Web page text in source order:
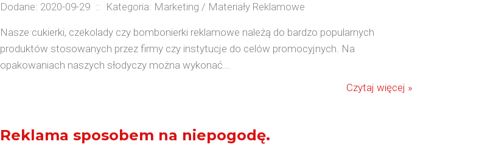
Dodane: 2020-09-29 :: Kategoria: Marketing / Materiały Reklamowe
Nasze cukierki, czekolady czy bombonierki reklamowe należą do bardzo popularnych
produktów stosowanych przez firmy czy instytucje do celów promocyjnych. Na
opakowaniach naszych słodyczy można wykonać...
Czytaj więcej »
Reklama sposobem na niepogodę.